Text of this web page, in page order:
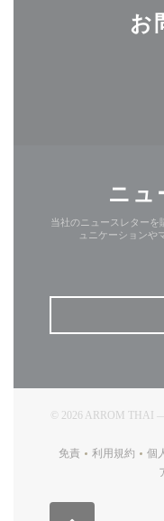
お
ニュ
当社のニュースレターを
ュニケーションや
© 2026 ARROM THAI
免責
((新しいウィンド
利用規約
((新しい
個